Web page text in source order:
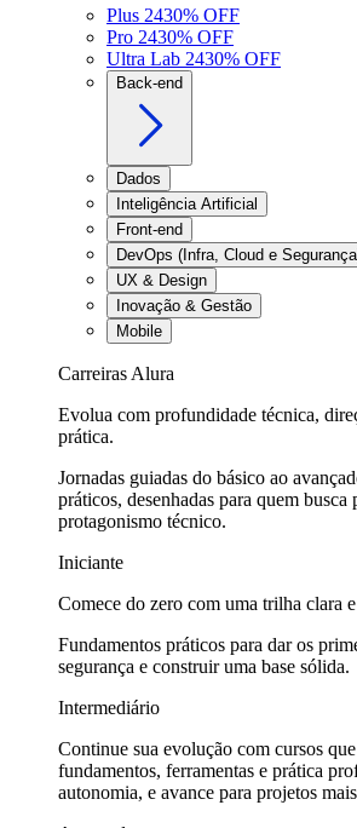
Plus 2430% OFF
Pro 2430% OFF
Ultra Lab 2430% OFF
Back-end
Dados
Inteligência Artificial
Front-end
DevOps (Infra, Cloud e
UX & Design
Inovação & Gestão
Mobile
Carreiras Alura
Evolua com profundidade técnica,
prática.
Jornadas guiadas do básico ao
práticos, desenhadas para quem busca
protagonismo técnico.
Iniciante
Comece do zero com uma trilha clara
Fundamentos práticos para dar os
segurança e construir uma base sólida.
Intermediário
Continue sua evolução com cursos
fundamentos, ferramentas e prática
autonomia, e avance para projetos